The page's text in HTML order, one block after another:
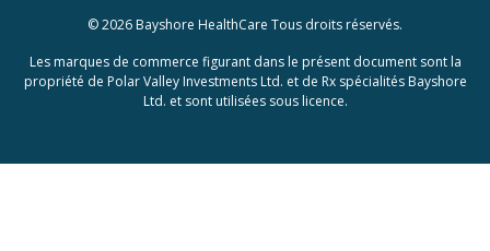
© 2026 Bayshore HealthCare Tous droits réservés.
Les marques de commerce figurant dans le présent document sont la
propriété de Polar Valley Investments Ltd. et de Rx spécialités Bayshore
Ltd. et sont utilisées sous licence.